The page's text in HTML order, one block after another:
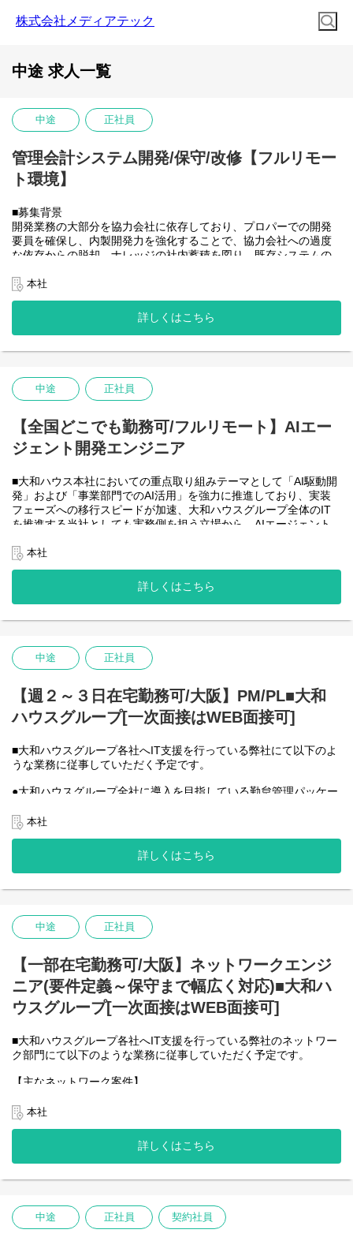
株式会社メディアテック
中途 求人一覧
中途 正社員
管理会計システム開発/保守/改修【フルリモー
ト環境】
■募集背景
開発業務の大部分を協力会社に依存しており、プロパーでの開発
要員を確保し、内製開発力を強化することで、協力会社への過度
な依存からの脱却、ナレッジの社内蓄積を図り、既存システムの
応できるチームへと成長させていきたい。
■業務内容
大和ハウスグループ全体のITを推進する当社にて、グループ会社
(大和ハウス含)の社内システム開発、改修に携わって頂きます。
・HTML5 アプリケーション（JavaScript / jQuery / Vue.js）を用い
・CAP（Cloud Application Programming Model / Node.js）および
OData を用いたデータアクセス・バックエンド開発・保守
・SAP HANA SQL / Calculation View / Procedure によるデータモ
デリング・DB開発
国どこからでも働いていただけます。
入社日以外の出社は基本的にないので、入社後の勤務地は問いま
せん。また、働く時間に制限もなく、月160時間の勤務で、午前5
時～22時までの間であれば、自由な時間に働いていただけます。
児、介護などとの両立も可能です。社員が仕事をしやすい環境を
本社
詳しくはこちら
中途 正社員
【全国どこでも勤務可/フルリモート】AIエー
ジェント開発エンジニア
■大和ハウス本社においての重点取り組みテーマとして「AI駆動開
発」および「事業部門でのAI活用」を強力に推進しており、実装
フェーズへの移行スピードが加速、大和ハウスグループ全体のIT
を推進する当社としても実務側を担う立場から、AIエージェント
務としチームの拡大を図っています。
なお、フルリモート勤務可能なので、勤務地は北海道から沖縄ま
で、日本全国どこからでも働いていただけます。
入社日以外の出社は年１～４回程度なので、入社後の勤務地は国
また、働く時間に制限もなく、月160時間の勤務で、午前５時～２
を途中で中断したり、働く時間を調整できるので、家事、育児、
介護などとの両立も可能です。社員が仕事をしやすい環境を整え
フレックスです。
●AIチーム(４名)●
・Microsoft Copilot を利用したエージェント運用・管理
・生成AIを用いたAIエージェントの設計・開発・改善
・AIエージェントの運用支援
件に従事してもらう想定です。
＜クライアントは大和ハウスグループ全体＞
出資は大和ハウス本体になりますが、売上好調かつDX推進の優先
度が高いため、投資を惜しむことはありません。
潤沢なリソースのもと、最上流から変革を進めていくことが可能
本社
詳しくはこちら
中途 正社員
【週２～３日在宅勤務可/大阪】PM/PL■大和
ハウスグループ[一次面接はWEB面接可]
■大和ハウスグループ各社へIT支援を行っている弊社にて以下のよ
うな業務に従事していただく予定です。
●大和ハウスグループ全社に導入を目指している勤怠管理パッケー
→導入フェーズ※毎週お客さんとの定例会議、使用する資料の作
成、改善提案データ移行→実装(パラメータ調整等含)から運用保守
●各フェーズでのベンダーとの進捗管理等
●その他の総務・人事系システムの構築・運用保守作業をプロジェ
クトメンバーとして遂行
●業務時間内でのチーム改善活動→プロセス整備、ワークショップ
等
入社後のイメージ(ご経験により多少変更の可能性有)
(入社後～３年程度）
リシテア展開案件、もしくは他の総務・人事系システム構築のメ
(３～５年後)
プロジェクトリーダーの立場で案件を複数経験していただいてい
(５年後～)
ネジメント行っていただいている状態。
＜クライアントは大和ハウスグループ全体＞
大和ハウスグループ700社、グループ従業員数55,000名の全てに関
わるシステムを担っています。
度が高いため、投資を惜しむことはありません。
本社
詳しくはこちら
中途 正社員
【一部在宅勤務可/大阪】ネットワークエンジ
ニア(要件定義～保守まで幅広く対応)■大和ハ
ウスグループ[一次面接はWEB面接可]
■大和ハウスグループ各社へIT支援を行っている弊社のネットワー
ク部門にて以下のような業務に従事していただく予定です。
【主なネットワーク案件】
む)
●既存営業所の移転・廃止
●既存ネットワーク環境の改善対応
具体的には...
●ネットワーク設計
→客先へ出向いてもしくはオンラインで要件定義(ネットワークに
本社
詳しくはこちら
中途 正社員 契約社員